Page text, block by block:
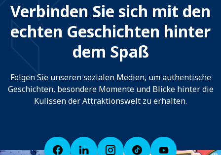
Verbinden Sie sich mit den
echten Geschichten hinter
dem Spaß
Folgen Sie unseren sozialen Medien, um authentische
Geschichten, besondere Momente und Blicke hinter die
Kulissen der Attraktionswelt zu erhalten.